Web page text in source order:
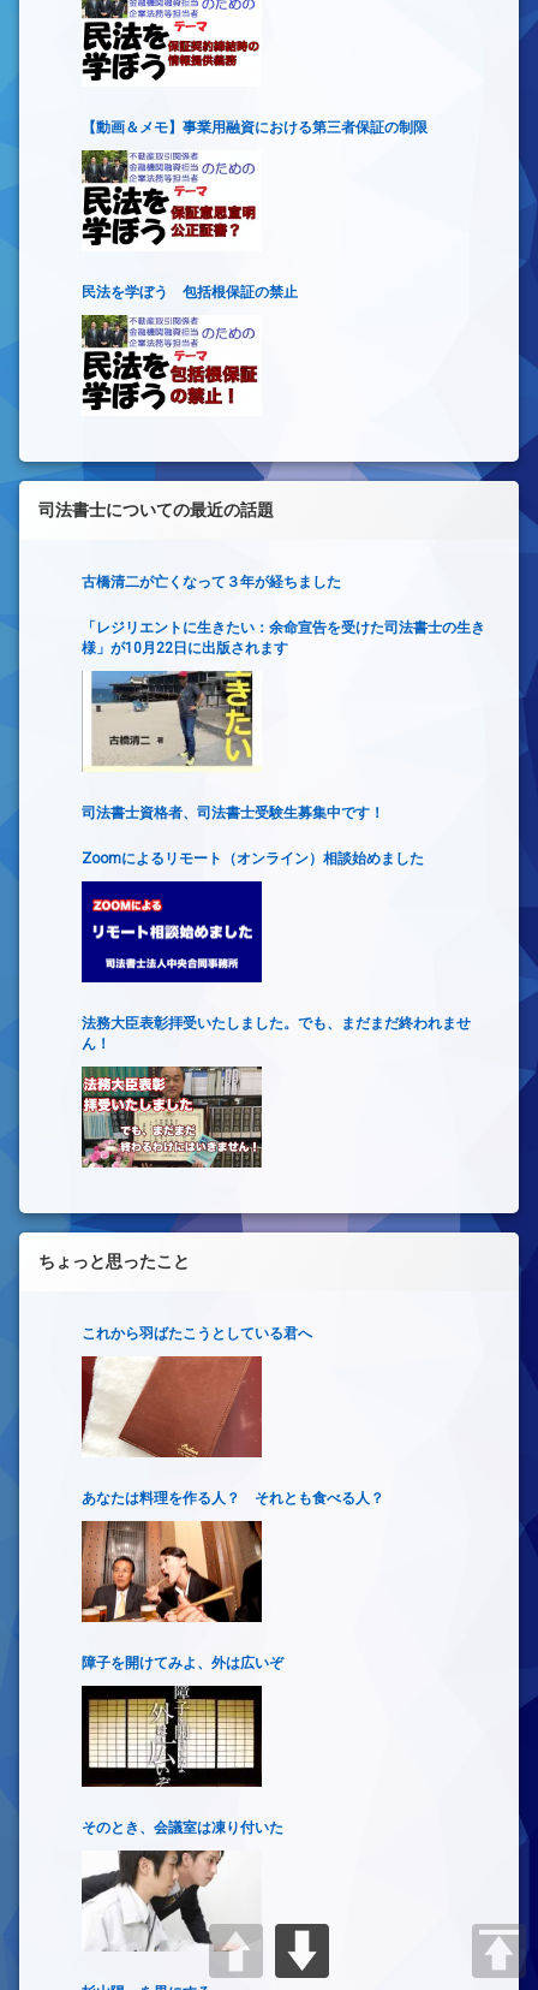
【動画＆メモ】事業用融資における第三者保証の制限
民法を学ぼう 包括根保証の禁止
司法書士についての最近の話題
古橋清二が亡くなって３年が経ちました
「レジリエントに生きたい：余命宣告を受けた司法書士の生き
様」が10月22日に出版されます
司法書士資格者、司法書士受験生募集中です！
Zoomによるリモート（オンライン）相談始めました
法務大臣表彰拝受いたしました。でも、まだまだ終われませ
ん！
ちょっと思ったこと
これから羽ばたこうとしている君へ
あなたは料理を作る人？ それとも食べる人？
障子を開けてみよ、外は広いぞ
そのとき、会議室は凍り付いた